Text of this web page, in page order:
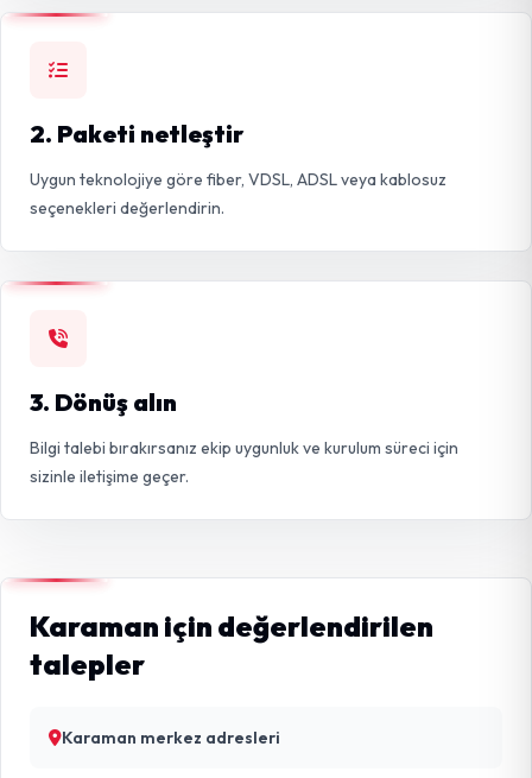
2. Paketi netleştir
Uygun teknolojiye göre fiber, VDSL, ADSL veya kablosuz
seçenekleri değerlendirin.
3. Dönüş alın
Bilgi talebi bırakırsanız ekip uygunluk ve kurulum süreci için
sizinle iletişime geçer.
Karaman için değerlendirilen
talepler
Karaman merkez adresleri